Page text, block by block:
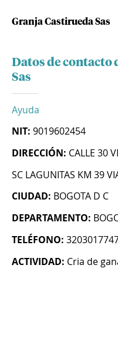
Granja Castirueda Sas
Datos de contacto
Sas
Ayuda
NIT: 9019602454
DIRECCIÓN: CALLE 30
SC LAGUNITAS KM 39
CIUDAD: BOGOTA D C
DEPARTAMENTO:
TELÉFONO:
ACTIVIDAD: Cria de